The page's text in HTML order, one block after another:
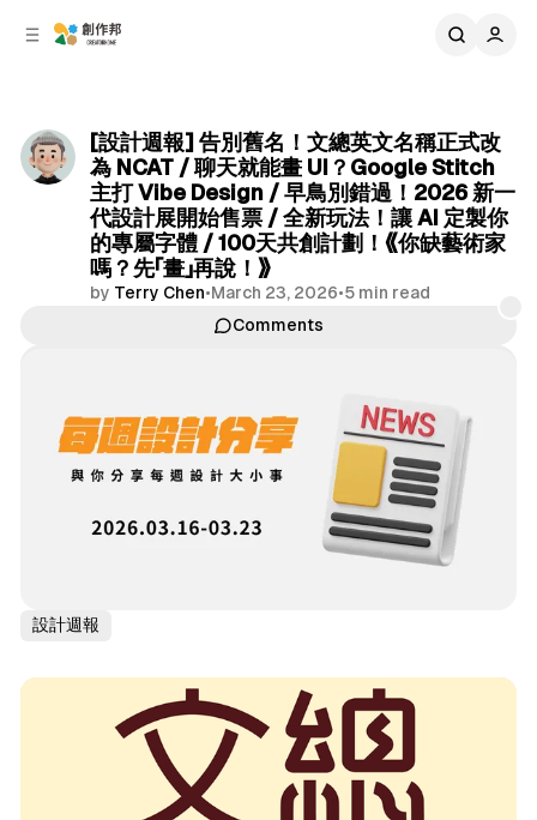
[設計週報] 告別舊名！文總英文名稱正式改
為 NCAT / 聊天就能畫 UI？Google Stitch
主打 Vibe Design / 早鳥別錯過！2026 新一
代設計展開始售票 / 全新玩法！讓 AI 定製你
的專屬字體 / 100天共創計劃！《你缺藝術家
嗎？先「畫」再說！》
by Terry Chen•March 23, 2026•5 min read
Comments
設計週報